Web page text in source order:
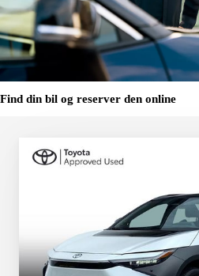
Find din bil og reserver den online